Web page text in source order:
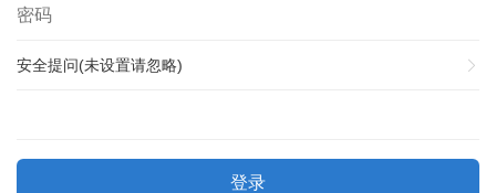
安全提问(未设置请忽略)
登录